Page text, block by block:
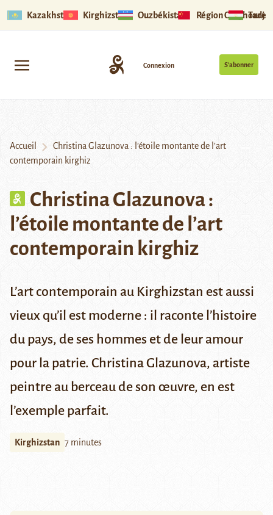
Kazakhstan Kirghizstan Ouzbékistan Région Ouïghoure
S’abonner
Connexion
Accueil
Christina Glazunova : l’étoile montante de l’art
contemporain kirghiz
Christina Glazunova :
l’étoile montante de l’art
contemporain kirghiz
L’art contemporain au Kirghizstan est aussi
vieux qu’il est moderne : il raconte l’histoire
du pays, de ses hommes et de leur amour
pour la patrie. Christina Glazunova, artiste
peintre au berceau de son œuvre, en est
l’exemple parfait.
Kirghizstan 7 minutes